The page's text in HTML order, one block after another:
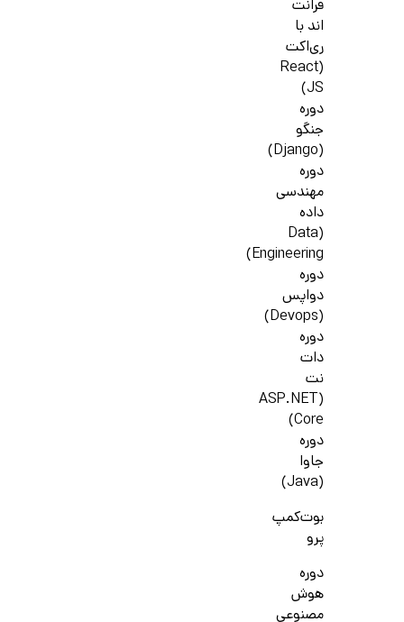
فرانت
اند با
ری‌اکت
(React
JS)
دوره
جنگو
(Django)
دوره
مهندسی
داده
(Data
Engineering)
دوره
دواپس
(Devops)
دوره
دات
نت
(ASP.NET
Core)
دوره
جاوا
(Java)
بوت‌کمپ
پرو
دوره
هوش
مصنوعی